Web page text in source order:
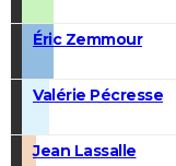
Éric Zemmour
Valérie Pécresse
Jean Lassalle